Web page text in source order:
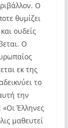
Ο
θυμίζει
ουδείς
Ο
εκ της
το
την
«Οι Έλληνες
μαθευτεί